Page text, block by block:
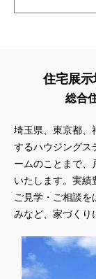
住宅展
総合
埼玉県、東京都、
するハウジングス
ームのことまで、
いたします。実績
ご見学・ご相談
みなど、家づくり